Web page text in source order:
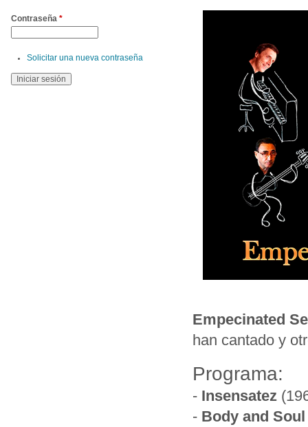
Empecinated
han cantado y
Programa:
- Insensatez
- Body and Soul
Contraseña *
Solicitar una nueva contraseña